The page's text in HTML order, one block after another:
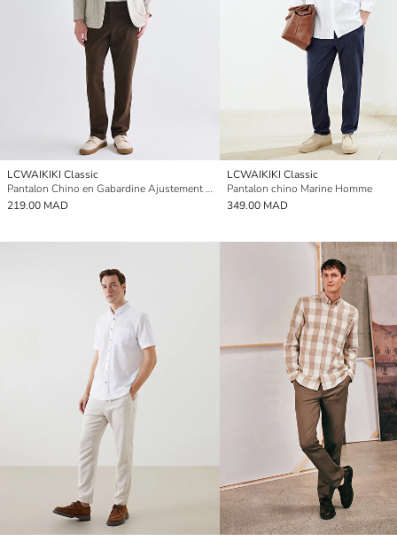
LCWAIKIKI Classic
Pantalon Chino en Gabardine Ajustement Standard pour Hommes
219.00 MAD
LCWAIKIKI Classic
Pantalon chino Marine Homme
349.00 MAD